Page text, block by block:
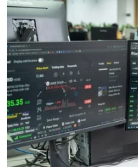
#Năng lượng #Tái sinh